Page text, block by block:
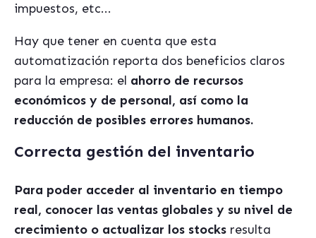
impuestos, etc...
Hay que tener en cuenta que esta
automatización reporta dos beneficios claros
para la empresa: el ahorro de recursos
económicos y de personal, así como la
reducción de posibles errores humanos.
Correcta gestión del inventario
Para poder acceder al inventario en tiempo
real, conocer las ventas globales y su nivel de
crecimiento o actualizar los stocks resulta